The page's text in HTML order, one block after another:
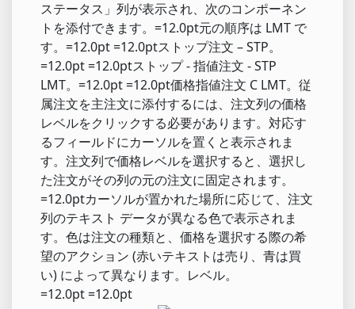
ステータス」列が表示され、次のコンポーネン
トを添付できます。=12.0pt元の順序は LMT で
す。=12.0pt =12.0ptストップ注文 – STP。
=12.0pt =12.0ptストップ - 指値注文 - STP
LMT。=12.0pt =12.0pt価格指値注文 C LMT。従
属注文を主注文に添付するには、注文列の価格
レベルをクリックする必要があります。対応す
るフィールドにカーソルを置くと表示されま
す。注文列で価格レベルを選択すると、選択し
た注文がその列の元の注文に固定されます。
=12.0ptカーソルが置かれた場所に応じて、注文
列のテキスト データが異なる色で表示されま
す。色は注文の種類と、価格を選択する際の希
望のアクション (赤いテキストは売り、青は買
い) によって異なります。レベル。
=12.0pt =12.0pt